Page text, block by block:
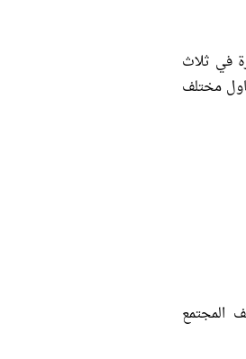
في ثلاث
مختلف
المجتمع